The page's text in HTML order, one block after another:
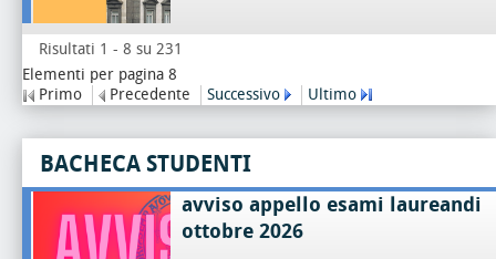
Risultati 1 - 8 su 231
Elementi per pagina 8
Primo
Precedente Successivo Ultimo
BACHECA STUDENTI
avviso appello esami laureandi
ottobre 2026